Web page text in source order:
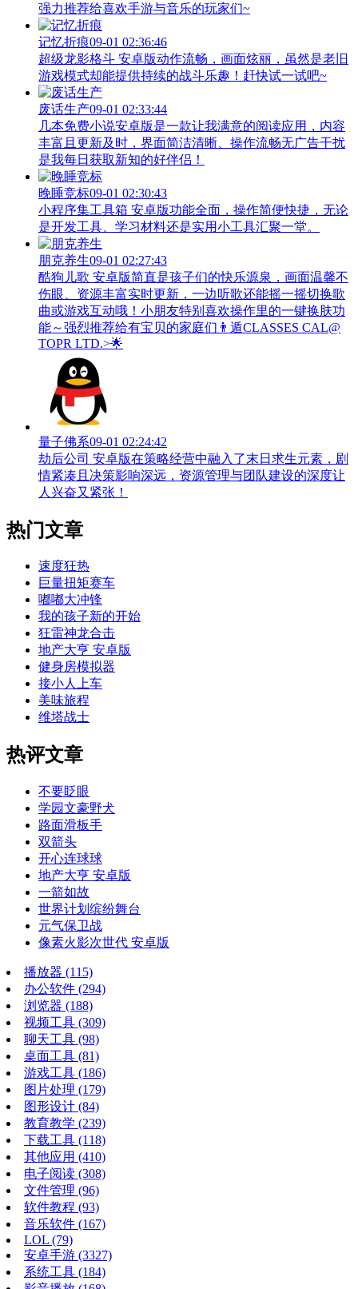
强力推荐给喜欢手游与音乐的玩家们~
记忆折痕09-01 02:36:46
超级龙影格斗 安卓版动作流畅，画面炫丽，虽然是老旧
游戏模式却能提供持续的战斗乐趣！赶快试一试吧~
废话生产09-01 02:33:44
几本免费小说安卓版是一款让我满意的阅读应用，内容
丰富且更新及时，界面简洁清晰、操作流畅无广告干扰
是我每日获取新知的好伴侣！
晚睡竞标09-01 02:30:43
小程序集工具箱 安卓版功能全面，操作简便快捷，无论
是开发工具、学习材料还是实用小工具汇聚一堂。
朋克养生09-01 02:27:43
酷狗儿歌 安卓版简直是孩子们的快乐源泉，画面温馨不
伤眼、资源丰富实时更新，一边听歌还能摇一摇切换歌
曲或游戏互动哦！小朋友特别喜欢操作里的一键换肤功
能～强烈推荐给有宝贝的家庭们👨‍遁️CLASSES CAL@
TOPR LTD.>🌟
量子佛系09-01 02:24:42
劫后公司 安卓版在策略经营中融入了末日求生元素，剧
情紧凑且决策影响深远，资源管理与团队建设的深度让
人兴奋又紧张！
热门文章
速度狂热
巨量扭矩赛车
嘟嘟大冲锋
我的孩子新的开始
狂雷神龙合击
地产大亨 安卓版
健身房模拟器
接小人上车
美味旅程
维塔战士
热评文章
不要眨眼
学园文豪野犬
路面滑板手
双箭头
开心连球球
地产大亨 安卓版
一箭如故
世界计划缤纷舞台
元气保卫战
像素火影次世代 安卓版
播放器 (115)
办公软件 (294)
浏览器 (188)
视频工具 (309)
聊天工具 (98)
桌面工具 (81)
游戏工具 (186)
图片处理 (179)
图形设计 (84)
教育教学 (239)
下载工具 (118)
其他应用 (410)
电子阅读 (308)
文件管理 (96)
软件教程 (93)
音乐软件 (167)
LOL (79)
安卓手游 (3327)
系统工具 (184)